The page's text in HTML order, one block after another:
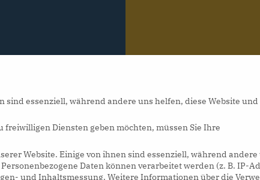
sind essenziell, während andere uns helfen, diese Website
Diensten geben möchten, müssen Sie Ihre
Website. Einige von ihnen sind essenziell, während andere
Personenbezogene Daten können verarbeitet werden (z. B. IP-
und Inhaltsmessung. Weitere Informationen über die